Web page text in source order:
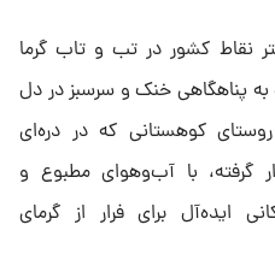
نقاط کشور در تب و تاب گرما
به پناهگاهی خنک و سرسبز در دل
کوهستانی که در دره‌ای
گرفته، با آب‌وهوای مطبوع و
ایده‌آل برای فرار از گرمای